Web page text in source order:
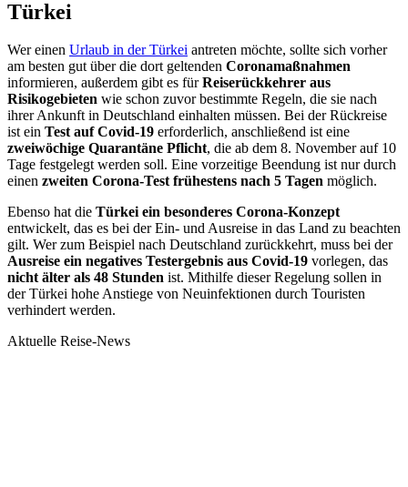
Türkei
Wer einen Urlaub in der Türkei antreten möchte, sollte sich vorher
am besten gut über die dort geltenden Coronamaßnahmen
informieren, außerdem gibt es fürReiserückkehrer aus
Risikogebieten wie schon zuvor bestimmte Regeln, die sie nach
ihrer Ankunft in Deutschland einhalten müssen. Bei der Rückreise
ist ein Test auf Covid-19 erforderlich, anschließend ist eine
zweiwöchige Quarantäne Pflicht, die ab dem 8. November auf 10
Tage festgelegt werden soll. Eine vorzeitige Beendung ist nur durch
einen zweiten Corona-Test frühestens nach 5 Tagen möglich.
Ebenso hat die Türkei ein besonderes Corona-Konzept
entwickelt, das es bei der Ein- und Ausreise in das Land zu beachten
gilt. Wer zum Beispiel nach Deutschland zurückkehrt, muss bei der
Ausreise ein negatives Testergebnis aus Covid-19 vorlegen, das
nicht älter als 48 Stunden ist. Mithilfe dieser Regelung sollen in
der Türkei hohe Anstiege von Neuinfektionen durch Touristen
verhindert werden.
Aktuelle Reise-News